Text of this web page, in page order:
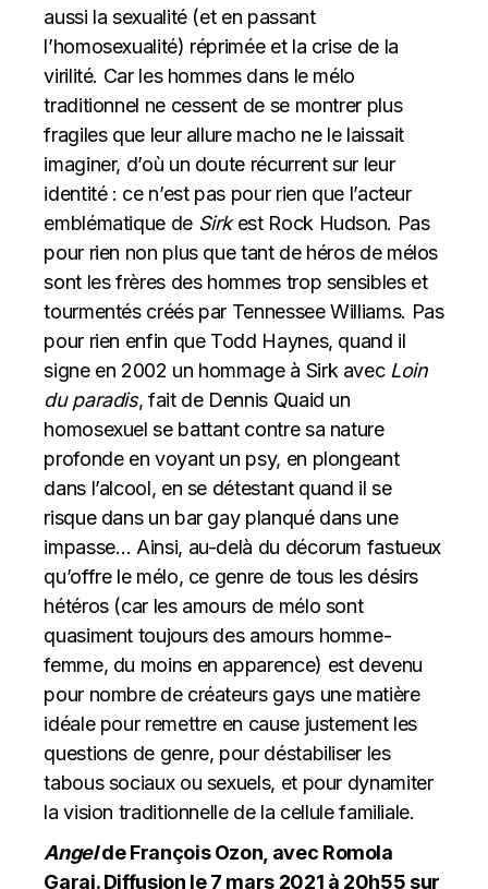
aussi la sexualité (et en passant
l’homosexualité) réprimée et la crise de la
virilité. Car les hommes dans le mélo
traditionnel ne cessent de se montrer plus
fragiles que leur allure macho ne le laissait
imaginer, d’où un doute récurrent sur leur
identité : ce n’est pas pour rien que l’acteur
emblématique de Sirkest Rock Hudson. Pas
pour rien non plus que tant de héros de mélos
sont les frères des hommes trop sensibles et
tourmentés créés par Tennessee Williams. Pas
pour rien enfin que Todd Haynes, quand il
signe en 2002 un hommage à Sirk avec Loin
du paradis, fait de Dennis Quaid un
homosexuel se battant contre sa nature
profonde en voyant un psy, en plongeant
dans l’alcool, en se détestant quand il se
risque dans un bar gay planqué dans une
impasse… Ainsi, au-delà du décorum fastueux
qu’offre le mélo, ce genre de tous les désirs
hétéros (car les amours de mélo sont
quasiment toujours des amours homme-
femme, du moins en apparence) est devenu
pour nombre de créateurs gays une matière
idéale pour remettre en cause justement les
questions de genre, pour déstabiliser les
tabous sociaux ou sexuels, et pour dynamiter
la vision traditionnelle de la cellule familiale.
Angelde François Ozon, avec Romola
Garai. Diffusion le 7 mars 2021 à 20h55 sur